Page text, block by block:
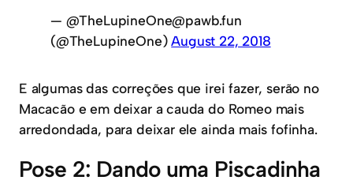
— @TheLupineOne@pawb.fun
(@TheLupineOne)August 22, 2018
E algumas das correções que irei fazer, serão no
Macacão e em deixar a cauda do Romeo mais
arredondada, para deixar ele ainda mais fofinha.
Pose 2: Dando uma Piscadinha